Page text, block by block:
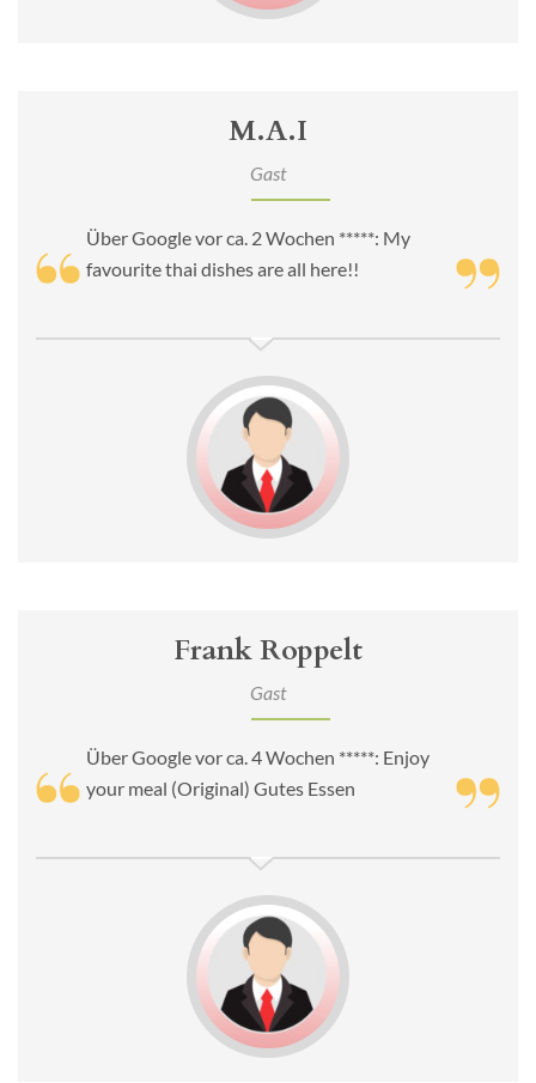
M.A.I
Gast
Über Google vor ca. 2 Wochen *****: My
favourite thai dishes are all here!!
Frank Roppelt
Gast
Über Google vor ca. 4 Wochen *****: Enjoy
your meal (Original) Gutes Essen